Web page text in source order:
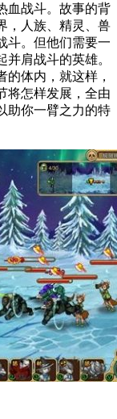
血战斗。故事的背
，人族、精灵、兽
斗。但他们需要一
肩战斗的英雄。
体内，就这样，
怎样发展，全由
助你一臂之力的特